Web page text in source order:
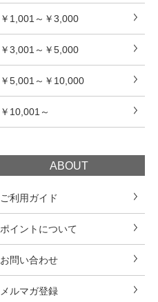
￥1,001～￥3,000
￥3,001～￥5,000
￥5,001～￥10,000
￥10,001～
ABOUT
ご利用ガイド
ポイントについて
お問い合わせ
メルマガ登録